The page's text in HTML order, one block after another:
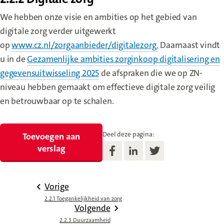
We hebben onze visie en ambities op het gebied van
digitale zorg verder uitgewerkt
opwww.cz.nl/zorgaanbieder/digitalezorg. (new window)
Daarnaast vindt
u in deGezamenlijke ambities zorginkoop digitalisering en
gegevensuitwisseling 2025(new window)
de afspraken die we op ZN-
niveau hebben gemaakt om effectieve digitale zorg veilig
en betrouwbaar op te schalen.
Toevoegen aan
verslag
Deel deze pagina:
Volgende
2.2.3 Duurzaamheid
Vorige
2.2.1 Toegankelijkheid van zorg